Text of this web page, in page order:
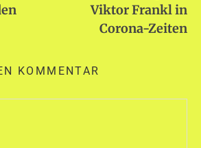
Viktor Frankl in
Corona-Zeiten
KOMMENTAR